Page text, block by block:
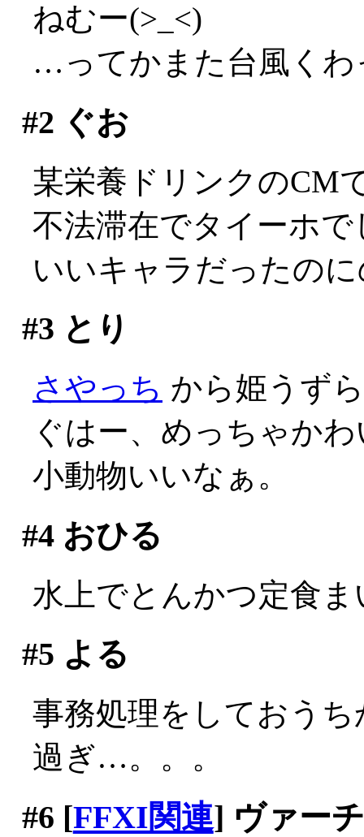
ねむー(>_<)
…ってかまた台風くわ
#2 ぐお
某栄養ドリンクのCM
不法滞在でタイーホで
いいキャラだったの
#3 とり
さやっち から姫うず
ぐはー、めっちゃか
小動物いいなぁ。
#4おひる
水上でとんかつ定食
#5 よる
事務処理をしておう
過ぎ…。。。
#6 [FFXI関連] ヴァー